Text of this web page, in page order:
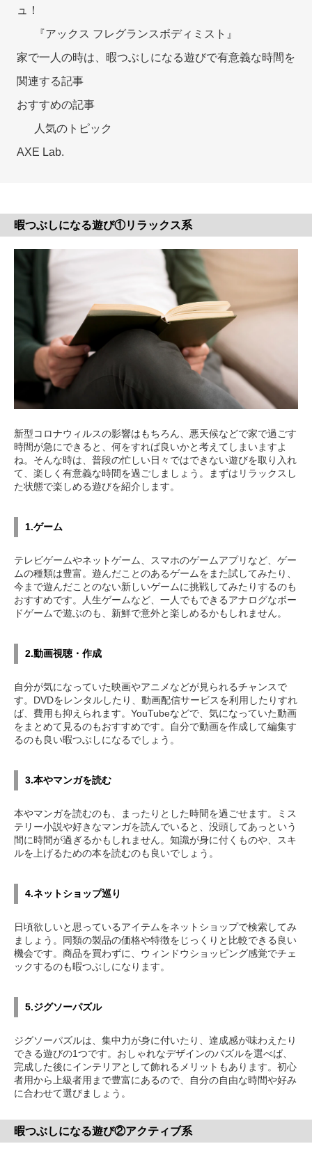
ュ！
『アックス フレグランスボディミスト』
家で一人の時は、暇つぶしになる遊びで有意義な時間を
関連する記事
おすすめの記事
人気のトピック
AXE Lab.
暇つぶしになる遊び①リラックス系
新型コロナウィルスの影響はもちろん、悪天候などで家で過ごす
時間が急にできると、何をすれば良いかと考えてしまいますよ
ね。そんな時は、普段の忙しい日々ではできない遊びを取り入れ
て、楽しく有意義な時間を過ごしましょう。まずはリラックスし
た状態で楽しめる遊びを紹介します。
1.ゲーム
テレビゲームやネットゲーム、スマホのゲームアプリなど、ゲー
ムの種類は豊富。遊んだことのあるゲームをまた試してみたり、
今まで遊んだことのない新しいゲームに挑戦してみたりするのも
おすすめです。人生ゲームなど、一人でもできるアナログなボー
ドゲームで遊ぶのも、新鮮で意外と楽しめるかもしれません。
2.動画視聴・作成
自分が気になっていた映画やアニメなどが見られるチャンスで
す。DVDをレンタルしたり、動画配信サービスを利用したりすれ
ば、費用も抑えられます。YouTubeなどで、気になっていた動画
をまとめて見るのもおすすめです。自分で動画を作成して編集す
るのも良い暇つぶしになるでしょう。
3.本やマンガを読む
本やマンガを読むのも、まったりとした時間を過ごせます。ミス
テリー小説や好きなマンガを読んでいると、没頭してあっという
間に時間が過ぎるかもしれません。知識が身に付くものや、スキ
ルを上げるための本を読むのも良いでしょう。
4.ネットショップ巡り
日頃欲しいと思っているアイテムをネットショップで検索してみ
ましょう。同類の製品の価格や特徴をじっくりと比較できる良い
機会です。商品を買わずに、ウィンドウショッピング感覚でチェ
ックするのも暇つぶしになります。
5.ジグソーパズル
ジグソーパズルは、集中力が身に付いたり、達成感が味わえたり
できる遊びの1つです。おしゃれなデザインのパズルを選べば、
完成した後にインテリアとして飾れるメリットもあります。初心
者用から上級者用まで豊富にあるので、自分の自由な時間や好み
に合わせて選びましょう。
暇つぶしになる遊び②アクティブ系